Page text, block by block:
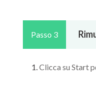
Passo 3
Clicca su Start